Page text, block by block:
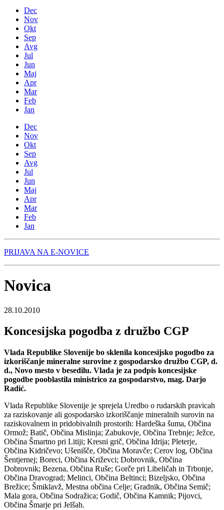
Dec
Nov
Okt
Sep
Avg
Jul
Jun
Maj
Apr
Mar
Feb
Jan
Dec
Nov
Okt
Sep
Avg
Jul
Jun
Maj
Apr
Mar
Feb
Jan
PRIJAVA NA E-NOVICE
Novica
28.10.2010
Koncesijska pogodba z družbo CGP
Vlada Republike Slovenije bo sklenila koncesijsko pogodbo za
izkoriščanje mineralne surovine z gospodarsko družbo CGP, d.
d., Novo mesto v besedilu. Vlada je za podpis koncesijske
pogodbe pooblastila ministrico za gospodarstvo, mag. Darjo
Radić.
Vlada Republike Slovenije je sprejela Uredbo o rudarskih pravicah
za raziskovanje ali gospodarsko izkoriščanje mineralnih surovin na
raziskovalnem in pridobivalnih prostorih: Hardeška šuma, Občina
Ormož; Batič, Občina Mislinja; Zabukovje, Občina Trebnje; Ježce,
Občina Šmartno pri Litiji; Kresni grič, Občina Idrija; Pleterje,
Občina Kidričevo; Ušenišče, Občina Moravče; Cerov log, Občina
Šentjernej; Boreci, Občina Križevci; Dobrovnik, Občina
Dobrovnik; Bezena, Občina Ruše; Gorče pri Libeličah in Trbonje,
Občina Dravograd; Melinci, Občina Beltinci; Bizeljsko, Občina
Brežice; Šmiklavž, Mestna občina Celje; Gradnik, Občina Semič;
Mala gora, Občina Sodražica; Godič, Občina Kamnik; Pijovci,
Občina Šmarje pri Jelšah.